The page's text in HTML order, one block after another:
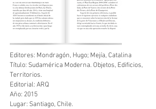
Editores: Mondragón, Hugo; Mejía, Catalina
Título: Sudamérica Moderna. Objetos, Edificios,
Territorios.
Editorial: ARQ
Año: 2015
Lugar: Santiago, Chile.